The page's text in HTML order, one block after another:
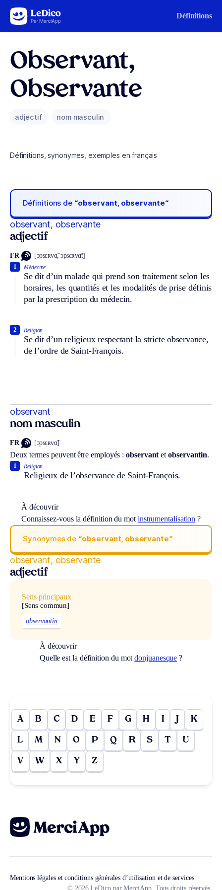
Aller au contenu Définitions
Observant,
Observante
adjectif nom masculin
Définitions, synonymes, exemples en français
Définitions de “observant, observante“
observant, observante
adjectif
FR [ɔpsɛʀvɑ̃, ɔpsɛʀvɑ̃t]
Médecine.
Se dit d’un malade qui prend son traitement selon les
horaires, les quantités et les modalités de prise définis
par la prescription du médecin.
1
Religion.
Se dit d’un religieux respectant la stricte observance,
de l’ordre de Saint-François.
2
observant
nom masculin
FR [ɔpsɛʀvɑ̃]
Deux termes peuvent être employés :observant etobservantin.
Religion.
Religieux de l’observance de Saint-François.
1
À découvrir
Connaissez-vous la définition du mot instrumentalisation ?
Synonymes de “observant, observante“
observant, observante
adjectif
Sens principaux
[Sens commun]
observantin
À découvrir
Quelle est la définition du motdonjuanesque ?
A B C D E F G H I J K
L M N O P Q R S T U
V W X Y Z
Mentions légales et conditions générales d’utilisation et de services
© 2026 LeDico par MerciApp. Tous droits réservés.